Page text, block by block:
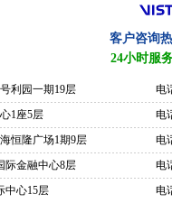
客户咨询
24小时服
利园一期19层
电
1座5层
电
恒隆广场1期9层
电
际金融中心8层
电
中心15层
电